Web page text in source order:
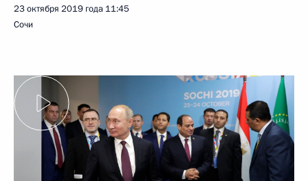
23 октября 2019 года 11:45
Сочи